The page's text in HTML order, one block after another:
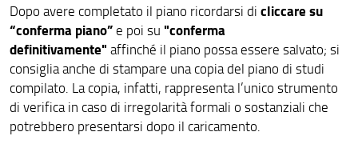
Dopo avere completato il piano ricordarsi di cliccare su
“conferma piano”e poi su "conferma
definitivamente" affinché il piano possa essere salvato; si
consiglia anche di stampare una copia del piano di studi
compilato. La copia, infatti, rappresenta l’unico strumento
di verifica in caso di irregolarità formali o sostanziali che
potrebbero presentarsi dopo il caricamento.